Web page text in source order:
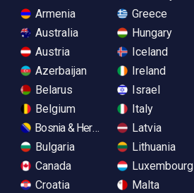
Armenia
Australia
Austria
Azerbaijan
Belarus
Belgium
Bosnia & Herzegovina
Bulgaria
Canada
Croatia
Greece
Hungary
Iceland
Ireland
Israel
Italy
Latvia
Lithuania
Luxembourg
Malta